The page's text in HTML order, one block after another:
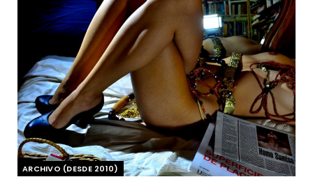
ARCHIVO (DESDE 2010)